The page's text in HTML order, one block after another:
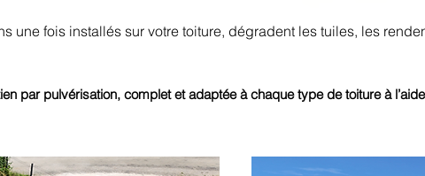
fois installés sur votre toiture, dégradent les tuiles, les
par pulvérisation, complet etadaptéeà chaque type de toiture à